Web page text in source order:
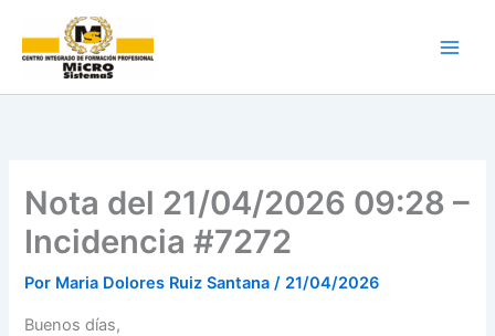
contenido
Nota del 21/04/2026 09:28 –
Incidencia #7272
Por Maria Dolores Ruiz Santana/ 21/04/2026
Buenos días,